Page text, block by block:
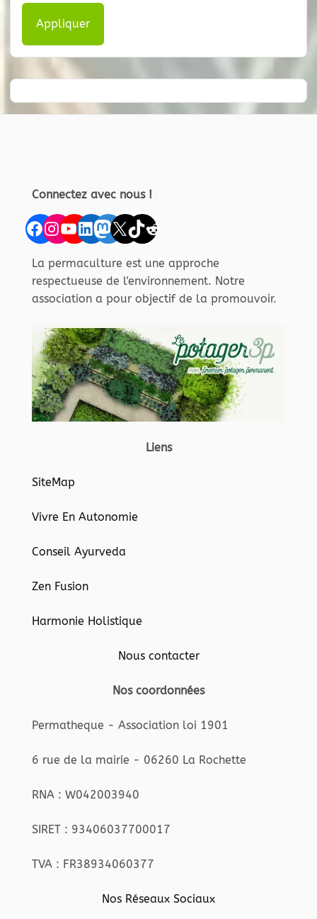
Appliquer
Connectez avec nous !
Facebook
Instagram
YouTube
LinkedIn
Mastodon
X TikTok
Reddit
La permaculture est une approche
respectueuse de l'environnement. Notre
association a pour objectif de la promouvoir.
Liens
SiteMap
Vivre En Autonomie
Conseil Ayurveda
Zen Fusion
Harmonie Holistique
Nous contacter
Nos coordonnées
Permatheque - Association loi 1901
6 rue de la mairie - 06260 La Rochette
RNA : W042003940
SIRET : 93406037700017
TVA : FR38934060377
Nos Réseaux Sociaux